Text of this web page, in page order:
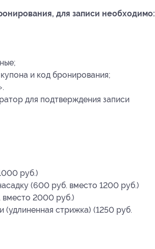
для записи необходимо:
и код бронирования;
для подтверждения записи
руб.)
(600 руб. вместо 1200 руб.)
2000 руб.)
стрижка) (1250 руб.